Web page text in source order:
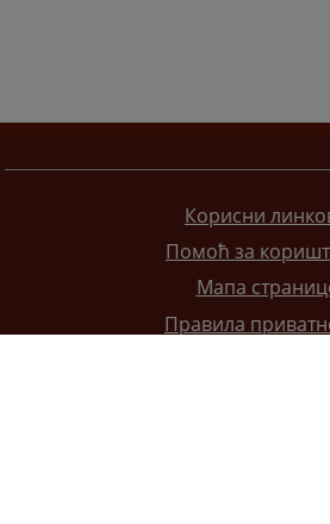
Корисни
Помоћ за
Мапа
Правила